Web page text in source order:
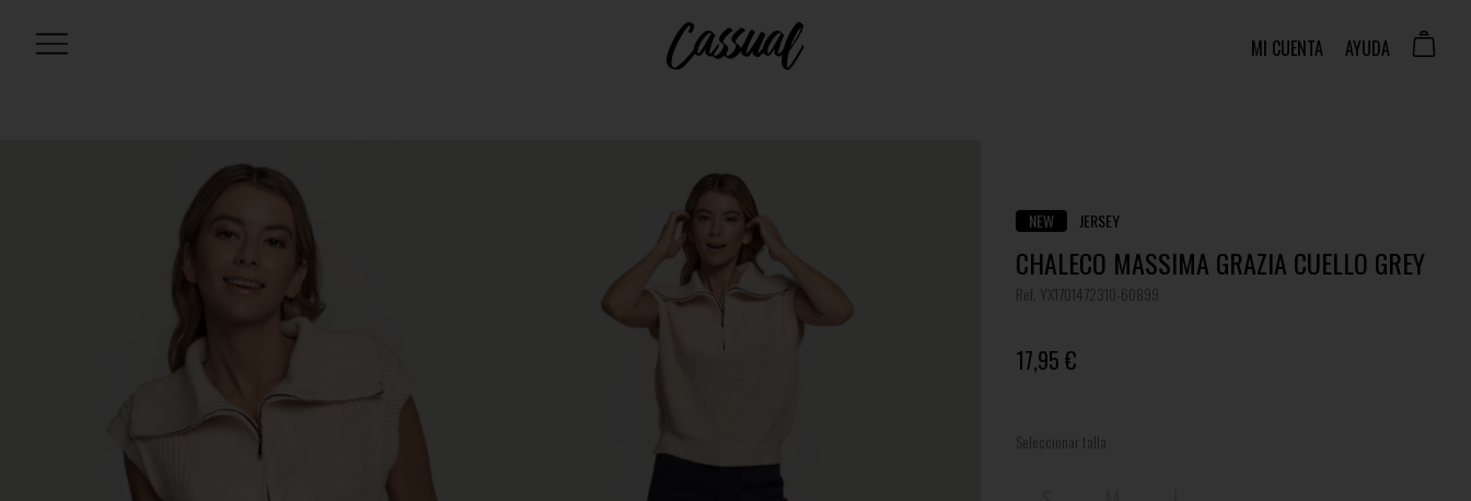
MI CUENTA AYUDA
NEW JERSEY
CHALECO MASSIMA GRAZIA CUELLO GREY
Ref. YX1701472310-60899
17,95 €
Seleccionar talla